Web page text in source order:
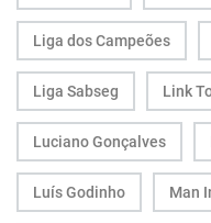
Liga dos Campeões
Liga Sabseg Link
Luciano Gonçalves
Luís Godinho Man